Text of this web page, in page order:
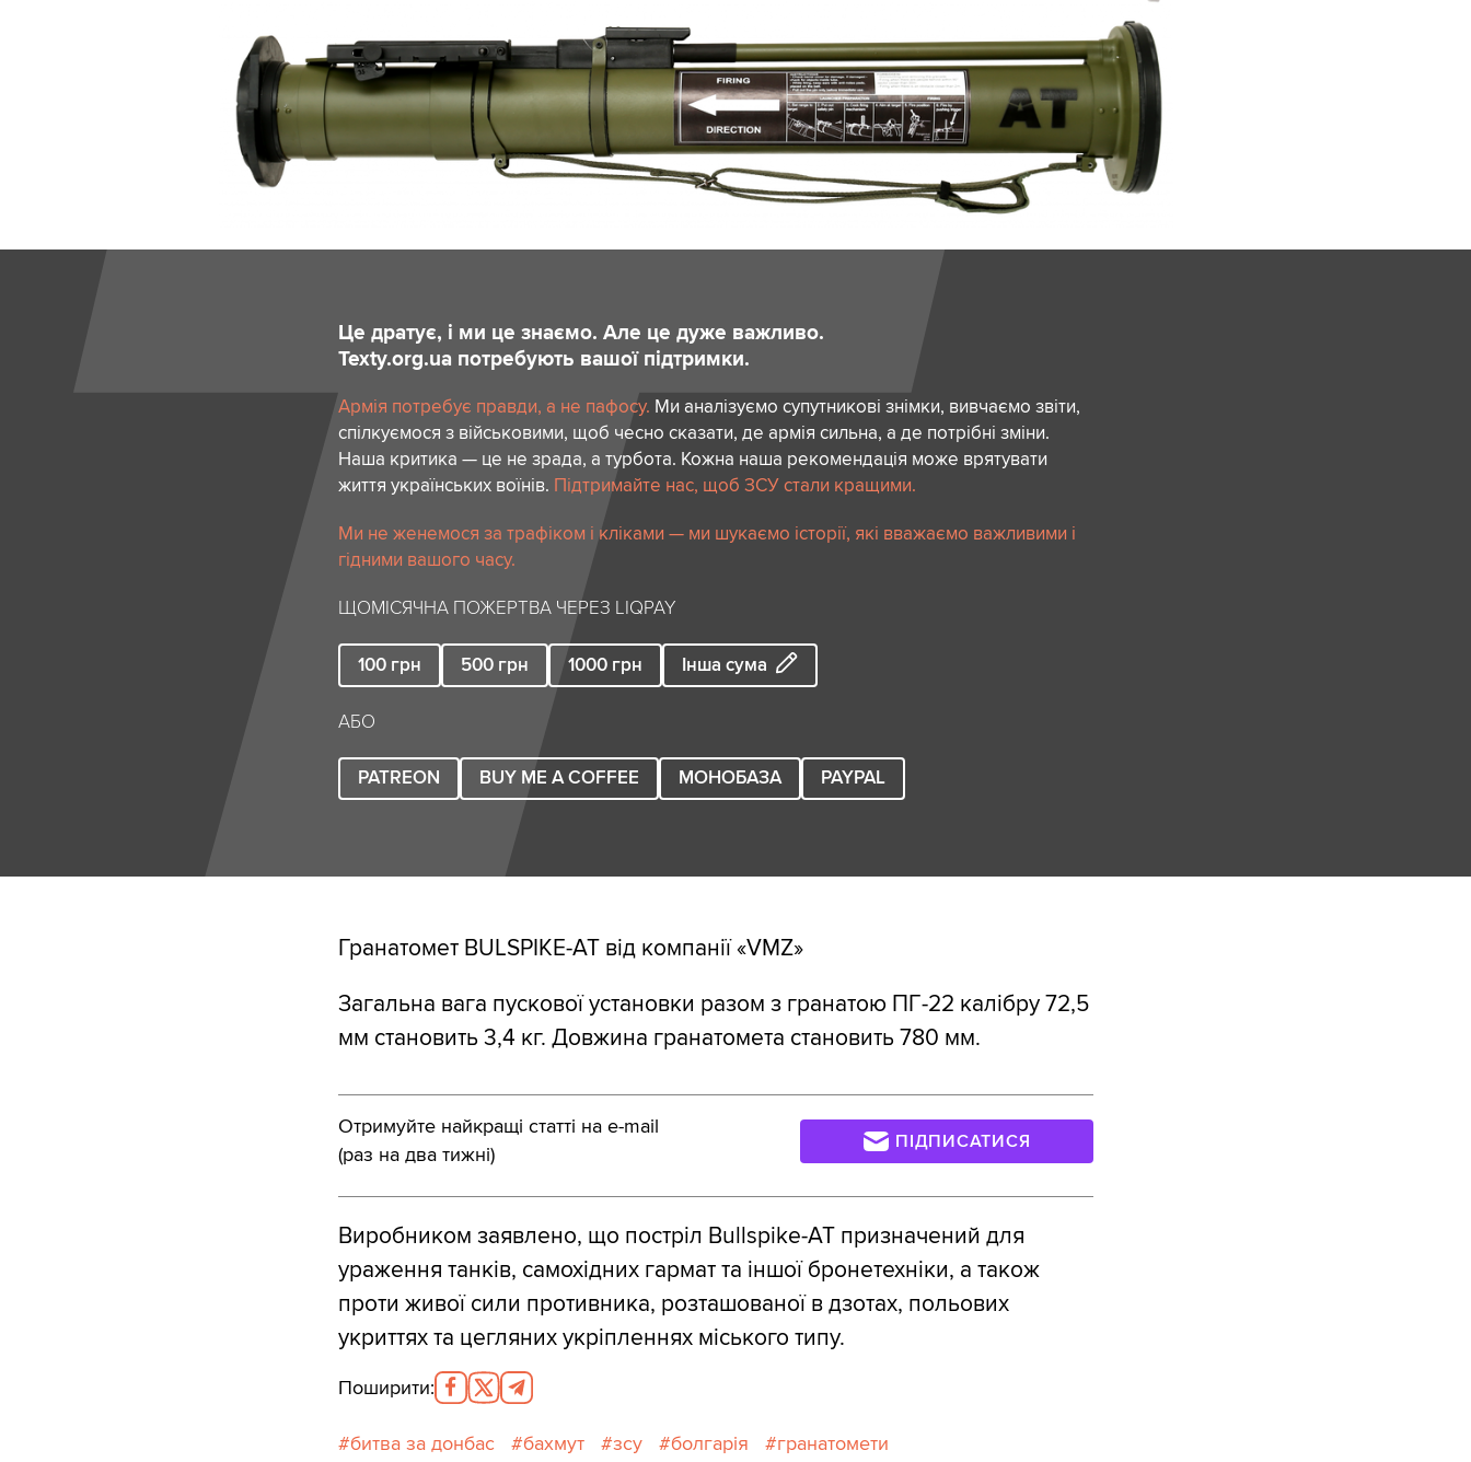
Це дратує, і ми це знаємо. Але це дуже важливо.
Texty.org.ua потребують вашої підтримки.
Армія потребує правди, а не пафосу. Ми аналізуємо супутникові знімки, вивчаємо звіти,
спілкуємося з військовими, щоб чесно сказати, де армія сильна, а де потрібні зміни.
Наша критика — це не зрада, а турбота. Кожна наша рекомендація може врятувати
життя українських воїнів. Підтримайте нас, щоб ЗСУ стали кращими.
Ми не женемося за трафіком і кліками — ми шукаємо історії, які вважаємо важливими і
гідними вашого часу.
ЩОМІСЯЧНА ПОЖЕРТВА ЧЕРЕЗ LIQPAY
100 грн 500 грн 1000 грн Інша сума
АБО
PATREON BUY ME A COFFEE МОНОБАЗА PAYPAL
Гранатомет BULSPIKE-AT від компанії «VMZ»
Загальна вага пускової установки разом з гранатою ПГ-22 калібру 72,5
мм становить 3,4 кг. Довжина гранатомета становить 780 мм.
Отримуйте найкращі статті на e-mail
(раз на два тижні)
ПІДПИСАТИСЯ
Виробником заявлено, що постріл Bullspike-AT призначений для
ураження танків, самохідних гармат та іншої бронетехніки, а також
проти живої сили противника, розташованої в дзотах, польових
укриттях та цегляних укріпленнях міського типу.
Поширити:
битва за донбас бахмут зсу болгарія гранатомети